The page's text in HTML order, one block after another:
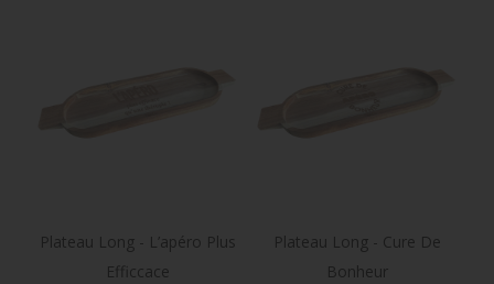
Plateau Long - L’apéro Plus
Efficcace
Plateau Long - Cure De
Bonheur